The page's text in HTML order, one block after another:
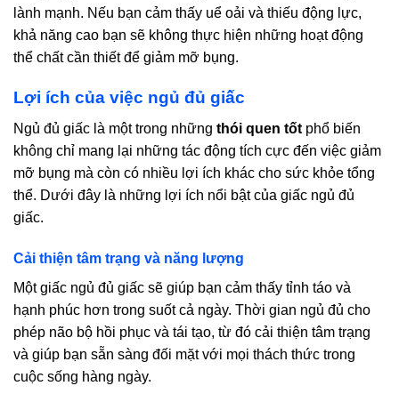
lành mạnh. Nếu bạn cảm thấy uể oải và thiếu động lực,
khả năng cao bạn sẽ không thực hiện những hoạt động
thể chất cần thiết để giảm mỡ bụng.
Lợi ích của việc ngủ đủ giấc
Ngủ đủ giấc là một trong những thói quen tốt phổ biến
không chỉ mang lại những tác động tích cực đến việc giảm
mỡ bụng mà còn có nhiều lợi ích khác cho sức khỏe tổng
thể. Dưới đây là những lợi ích nổi bật của giấc ngủ đủ
giấc.
Cải thiện tâm trạng và năng lượng
Một giấc ngủ đủ giấc sẽ giúp bạn cảm thấy tỉnh táo và
hạnh phúc hơn trong suốt cả ngày. Thời gian ngủ đủ cho
phép não bộ hồi phục và tái tạo, từ đó cải thiện tâm trạng
và giúp bạn sẵn sàng đối mặt với mọi thách thức trong
cuộc sống hàng ngày.